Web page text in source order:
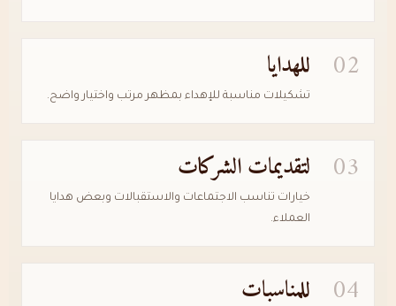
02 للهدايا
تشكيلات مناسبة للإهداء بمظهر مرتب واختيار واضح.
03 لتقديمات الشركات
خيارات تناسب الاجتماعات والاستقبالات وبعض هدايا
العملاء.
04 للمناسبات